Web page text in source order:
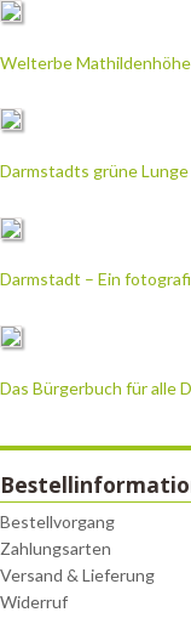
Welterbe
Darmstadts grüne
Darmstadt – Ein
Das Bürgerbuch für alle
Bestellvorgang
Zahlungsarten
Versand & Lieferung
Widerruf